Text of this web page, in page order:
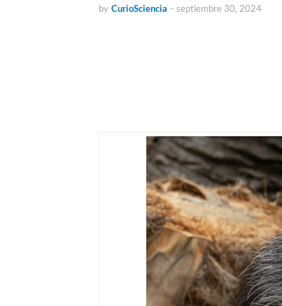
by CurioSciencia - septiembre 30, 2024